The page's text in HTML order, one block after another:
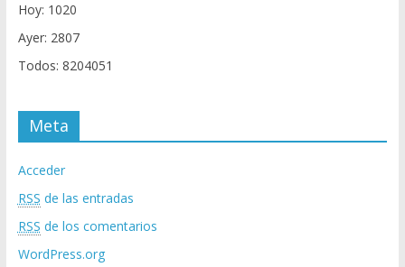
Hoy: 1020
Ayer: 2807
Todos: 8204051
Meta
Acceder
RSS de las entradas
RSS de los comentarios
WordPress.org